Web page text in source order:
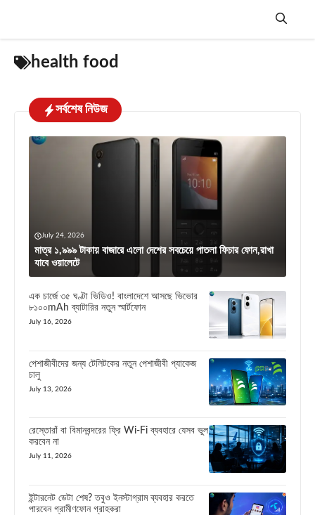
Menu
health food
সর্বশেষ নিউজ
July 24, 2026
মাত্র ১,৯৯৯ টাকায় বাজারে এলো দেশের সবচেয়ে পাতলা ফিচার ফোন,রাখা
যাবে ওয়ালেটে
এক চার্জে ৩৫ ঘণ্টা ভিডিও! বাংলাদেশে আসছে ভিভোর
৮১০০mAh ব্যাটারির নতুন স্মার্টফোন
July 16, 2026
পেশাজীবীদের জন্য টেলিটকের নতুন পেশাজীবী প্যাকেজ
চালু
July 13, 2026
রেস্তোরাঁ বা বিমানবন্দরের ফ্রি Wi-Fi ব্যবহারে যেসব ভুল
করবেন না
July 11, 2026
ইন্টারনেট ডেটা শেষ? তবুও ইনস্টাগ্রাম ব্যবহার করতে
পারবেন গ্রামীণফোন গ্রাহকরা